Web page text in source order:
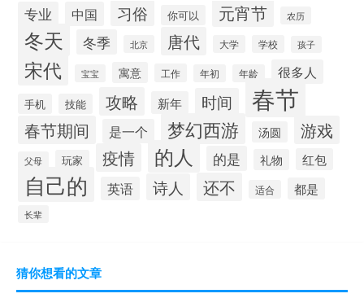
专业 中国 习俗 你可以 元宵节 农历
冬天 冬季 北京 唐代 大学 学校 孩子
宋代 宝宝 寓意 工作 年初 年龄 很多人
手机 技能 攻略 新年 时间 春节
春节期间 是一个 梦幻西游 汤圆 游戏
父母 玩家 疫情 的人 的是 礼物 红包
自己的 英语 诗人 还不 适合 都是
长辈
猜你想看的文章